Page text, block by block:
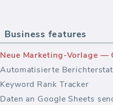
Business features
Keyword Rank Tracker